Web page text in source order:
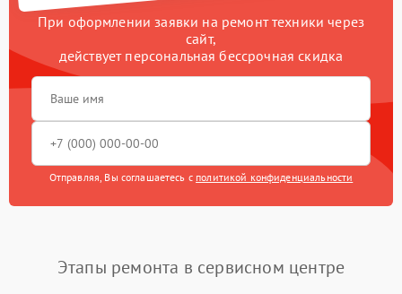
При оформлении заявки на ремонт техники через
сайт,
действует персональная бессрочная скидка
Отправляя, Вы соглашаетесь с политикой конфиденциальности
Этапы ремонта в сервисном центре